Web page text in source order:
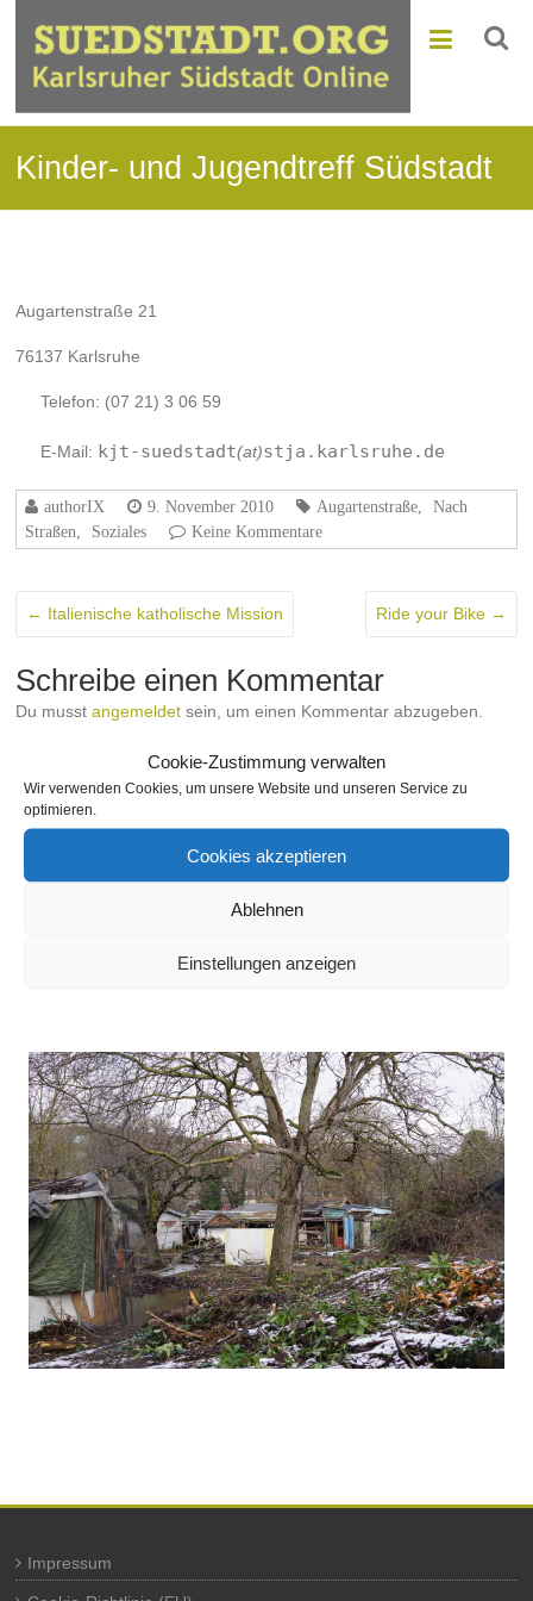
Cookie-Zustimmung verwalten
Wir verwenden Cookies, um unsere Website und unseren Service zu
optimieren.
Cookies akzeptieren
Ablehnen
Einstellungen anzeigen
Kinder- und Jugendtreff Südstadt
Augartenstraße 21
76137 Karlsruhe
Telefon: (07 21) 3 06 59
E-Mail: kjt-suedstadt(at)stja.karlsruhe.de
authorIX 9. November 2010 Augartenstraße
Nach
Straßen
Soziales Keine Kommentare
← Italienische katholische Mission Ride your Bike →
Schreibe einen Kommentar
Du musstangemeldet sein, um einen Kommentar abzugeben.
Impressum